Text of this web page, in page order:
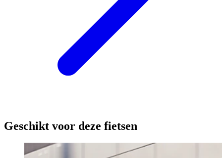
Geschikt voor deze fietsen